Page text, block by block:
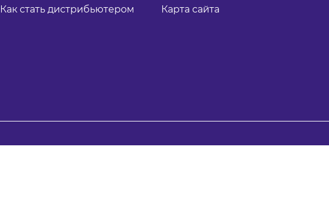
Как стать дистрибьютером
Карта сайта